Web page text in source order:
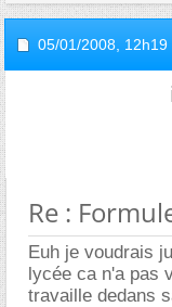
05/01/2008, 12h19
Re :
Euh je voudrais
lycée ca n'a pas
travaille dedans